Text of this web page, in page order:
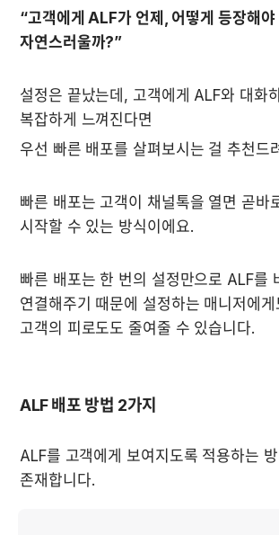
“고객에게 ALF가 언제, 어떻게 등장해야
자연스러울까?”
설정은 끝났는데, 고객에게 ALF와 대화
복잡하게 느껴진다면
우선 빠른 배포를 살펴보시는 걸 추천드
빠른 배포는 고객이 채널톡을 열면 곧바
시작할 수 있는 방식이에요.
빠른 배포는 한 번의 설정만으로 ALF를
연결해주기 때문에 설정하는 매니저에
고객의 피로도도 줄여줄 수 있습니다.
ALF 배포 방법 2가지
ALF를 고객에게 보여지도록 적용하는
존재합니다.